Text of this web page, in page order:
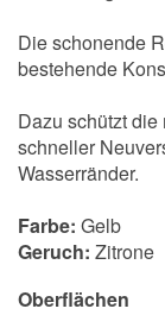
Die schonende
bestehende
Dazu schützt
schneller
Wasserränder.
Farbe: Gelb
Geruch: Zitrone
Oberflächen